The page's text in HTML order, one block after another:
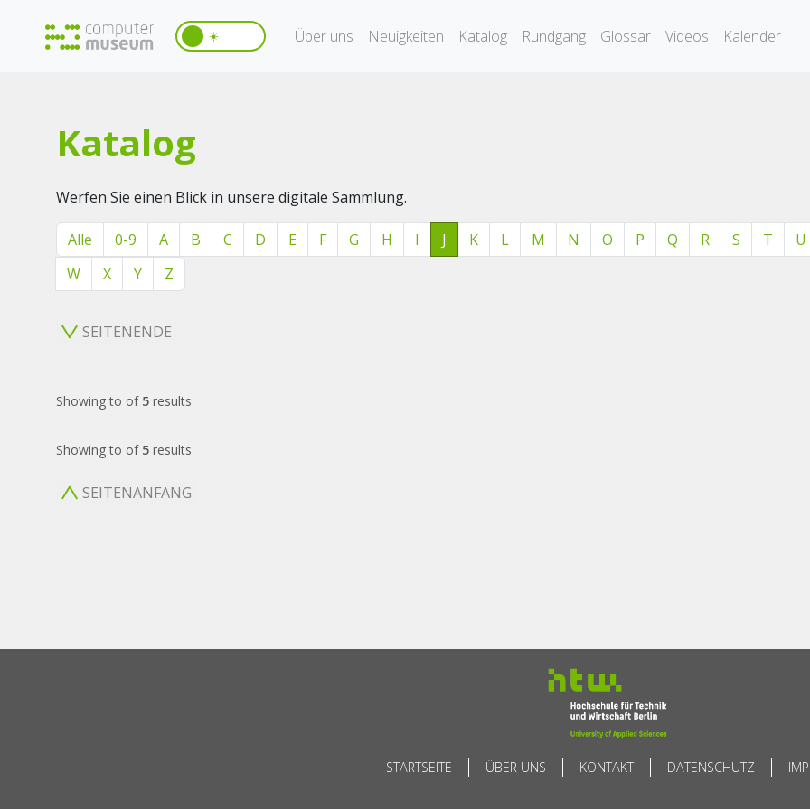
☀️ Über uns Neuigkeiten Katalog Rundgang Glossar Videos Kalender
Katalog
Werfen Sie einen Blick in unsere digitale Sammlung.
Alle 0-9 A B C D E F G H I J K L M N O P Q R S T U
W
X Y Z
SEITENENDE
Showingto of 5 results
Showingto of 5 results
SEITENANFANG
STARTSEITE ÜBER UNS KONTAKT DATENSCHUTZ